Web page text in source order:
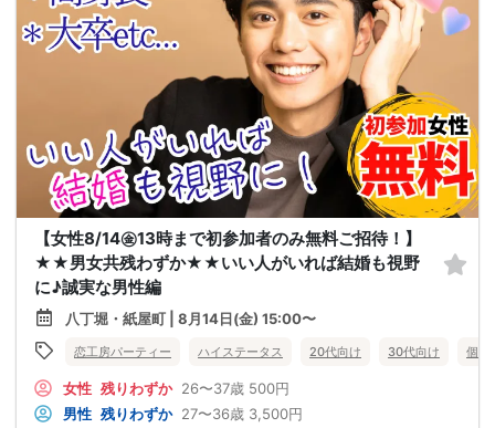
【女性8/14㊎13時まで初参加者のみ無料ご招待！】
★★男女共残わずか★★いい人がいれば結婚も視野
に♪誠実な男性編
八丁堀・紙屋町 | 8月14日(金) 15:00〜
恋工房パーティー ハイステータス 20代向け 30代向け 個室
女性 残りわずか 26〜37歳 500円
男性 残りわずか 27〜36歳 3,500円